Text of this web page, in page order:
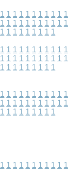
1 1 1 1 1 1 1 1 1 1 1
1 1 1 1 1 1 1 1 1 1 1
1 1 1 1 1 1 1 1 1
1 1 1 1 1 1 1 1 1 1 1
1 1 1 1 1 1 1 1 1 1 1
1 1 1 1 1 1 1 1 1
1 1 1 1 1 1 1 1 1 1 1
1 1 1 1 1 1 1 1 1 1 1
1 1 1 1 1 1 1 1 1
1 1 1 1 1 1 1 1 1 1 1